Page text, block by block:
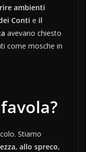
ambienti
Conti e il
avevano chiesto
come mosche in
Stiamo
allo spreco,